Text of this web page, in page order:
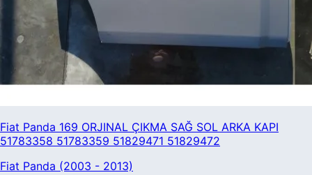
Fiat Panda 169 ORJINAL ÇIKMA SAĞ SOL ARKA KAPI
51783358 51783359 51829471 51829472
Fiat Panda (2003 - 2013)